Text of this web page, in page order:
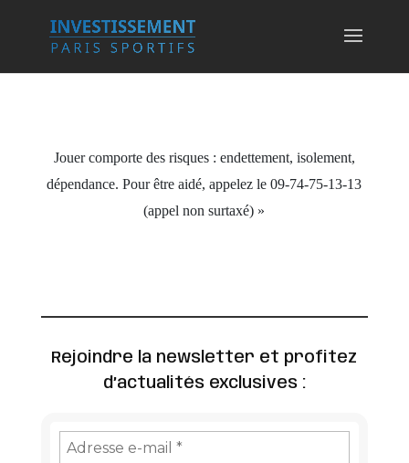
Jouer comporte des risques : endettement, isolement,
dépendance. Pour être aidé, appelez le 09-74-75-13-13
(appel non surtaxé) »
Rejoindre la newsletter et profitez
d’actualités exclusives :
Adresse
e-